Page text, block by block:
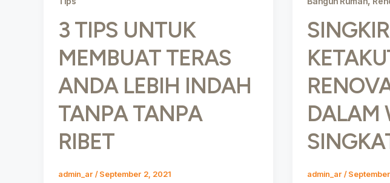
3 TIPS UNTUK
MEMBUAT TERAS
ANDA LEBIH INDAH
TANPA TANPA
RIBET
admin_ar /September 2, 2021
DALAM
admin_ar /